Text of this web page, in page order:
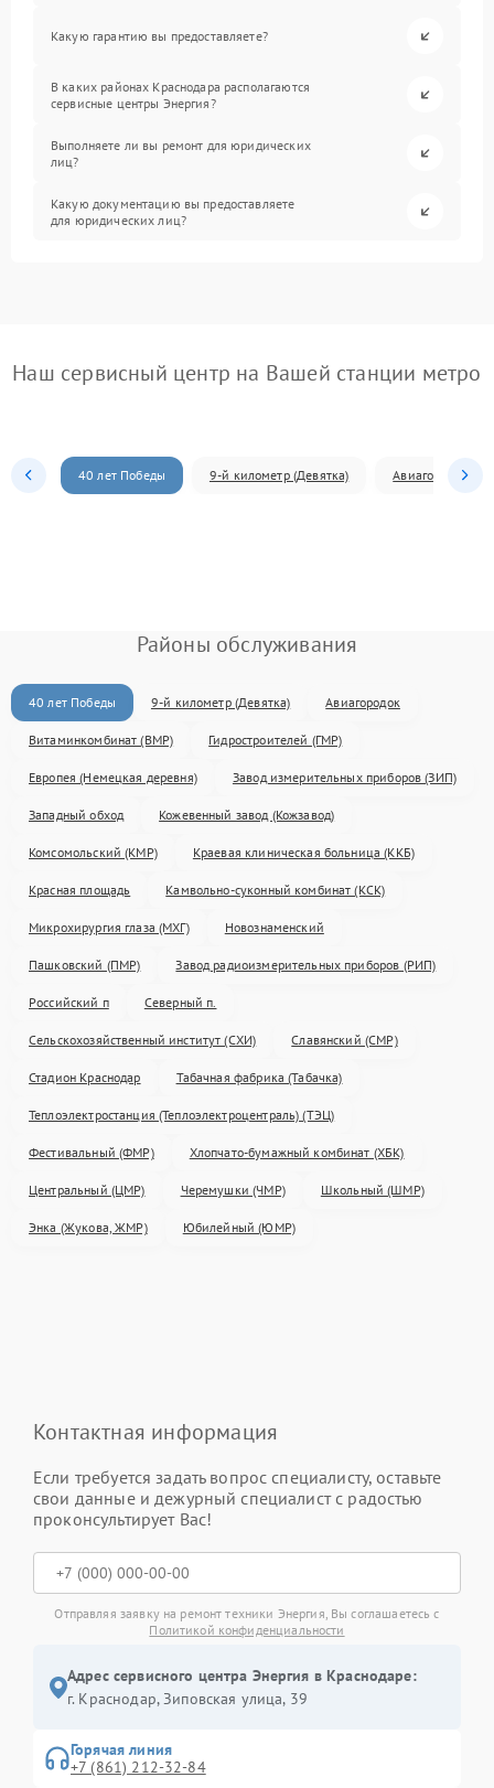
Какую гарантию вы предоставляете?
В каких районах Краснодара располагаются
сервисные центры Энергия?
Выполняете ли вы ремонт для юридических
лиц?
Какую документацию вы предоставляете
для юридических лиц?
Наш сервисный центр на Вашей станции метро
40 лет Победы 9-й километр (Девятка) Авиагородок
Районы обслуживания
40 лет Победы 9-й километр (Девятка) Авиагородок
Витаминкомбинат (ВМР) Гидростроителей (ГМР)
Европея (Немецкая деревня) Завод измерительных приборов (ЗИП)
Западный обход Кожевенный завод (Кожзавод)
Комсомольский (КМР) Краевая клиническая больница (ККБ)
Красная площадь Камвольно-суконный комбинат (КСК)
Микрохирургия глаза (МХГ) Новознаменский
Пашковский (ПМР) Завод радиоизмерительных приборов (РИП)
Российский п Северный п.
Сельскохозяйственный институт (СХИ) Славянский (СМР)
Стадион Краснодар Табачная фабрика (Табачка)
Теплоэлектростанция (Теплоэлектроцентраль) (ТЭЦ)
Фестивальный (ФМР) Хлопчато-бумажный комбинат (ХБК)
Центральный (ЦМР) Черемушки (ЧМР) Школьный (ШМР)
Энка (Жукова, ЖМР) Юбилейный (ЮМР)
Контактная информация
Если требуется задать вопрос специалисту, оставьте
свои данные и дежурный специалист с радостью
проконсультирует Вас!
Отправляя заявку на ремонт техники Энергия, Вы соглашаетесь с
Политикой конфиденциальности
Адрес сервисного центра Энергия в Краснодаре:
г. Краснодар, Зиповская улица, 39
Горячая линия
+7 (861) 212-32-84